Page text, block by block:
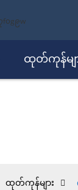
ထုတ်ကုန်မျ
ထုတ်ကုန်များ